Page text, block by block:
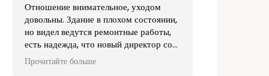
Отношение внимательное, уходом
довольны. Здание в плохом состоянии,
но видел ведутся ремонтные работы,
есть надежда, что новый директор со
временем выведет все показатели на
достойный уровень)
Прочитайте больше